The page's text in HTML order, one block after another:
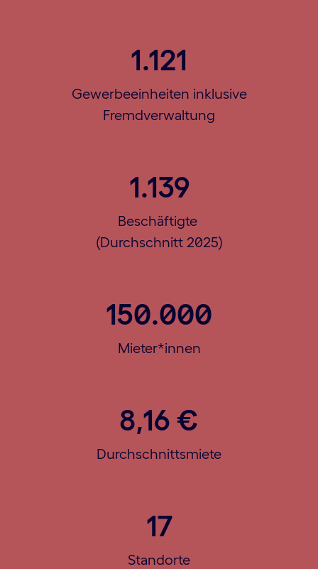
1.121
Gewerbeeinheiten inklusive
Fremdverwaltung
1.139
Beschäftigte
(Durchschnitt 2025)
150.000
Mieter*innen
8,16 €
Durchschnittsmiete
17
Standorte